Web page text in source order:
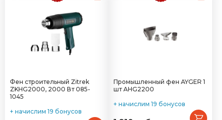
Фен строительный Zitrek
ZKHG2000, 2000 Вт 085-
1045
+ начислим 19 бонусов
Промышленный фен AYGER 1
шт AHG2200
+ начислим 19 бонусов